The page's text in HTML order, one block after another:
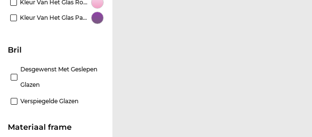
Kleur Van Het Glas Roze
Kleur Van Het Glas Paars
Bril
Desgewenst Met Geslepen
Glazen
Verspiegelde Glazen
Materiaal frame